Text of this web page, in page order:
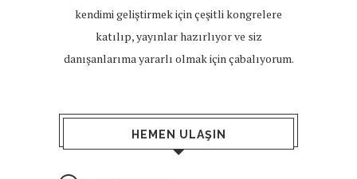
kendimi geliştirmek için çeşitli kongrelere
katılıp, yayınlar hazırlıyor ve siz
danışanlarıma yararlı olmak için çabalıyorum.
HEMEN ULAŞIN